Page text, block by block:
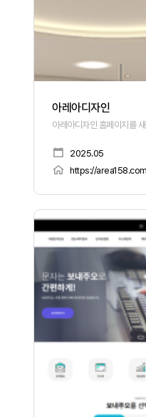
아레아디자인
아레아디자인 홈페이지를
2025.05
https://
164